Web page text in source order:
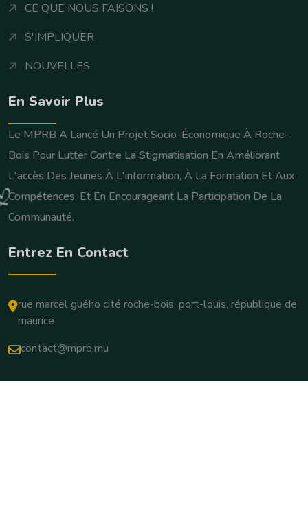
CE QUE NOUS FAISONS !
S'IMPLIQUER
NOUVELLES
En Savoir Plus
Le MPRB A Lancé Un Projet Socio-Économique À Roche-
Bois Pour Lutter Contre La Stigmatisation En Améliorant
L'accès Des Jeunes À L'information, À La Formation Et Aux
Compétences, Et En Encourageant La Participation De La
Communauté.
Entrez En Contact
rue marcel guého cité roche-bois, port-louis, république de
maurice
contact@mprb.mu